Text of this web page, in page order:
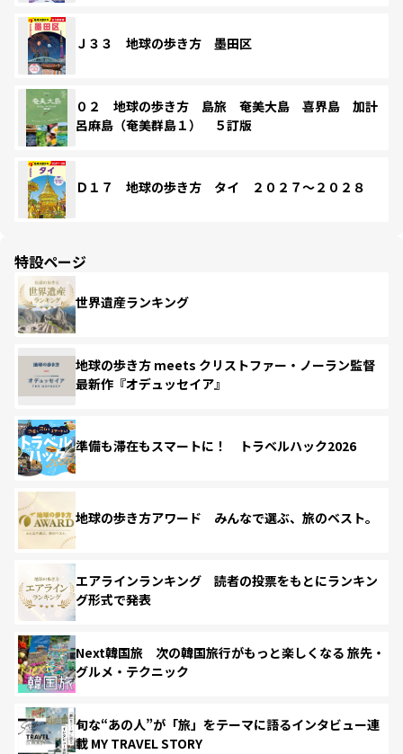
Ｊ３３ 地球の歩き方 墨田区
０２ 地球の歩き方 島旅 奄美大島 喜界島 加計
呂麻島（奄美群島１） ５訂版
Ｄ１７ 地球の歩き方 タイ ２０２７～２０２８
特設ページ
世界遺産ランキング
地球の歩き方 meets クリストファー・ノーラン監督
最新作『オデュッセイア』
準備も滞在もスマートに！ トラベルハック2026
地球の歩き方アワード みんなで選ぶ、旅のベスト。
エアラインランキング 読者の投票をもとにランキン
グ形式で発表
Next韓国旅 次の韓国旅行がもっと楽しくなる 旅先・
グルメ・テクニック
旬な“あの人”が「旅」をテーマに語るインタビュー連
載 MY TRAVEL STORY